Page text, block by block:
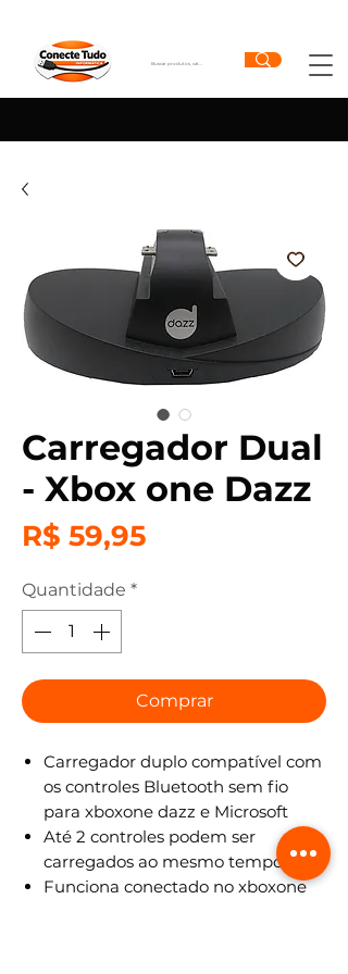
Carregador Dual
- Xbox one Dazz
R$ 59,95Preço
Quantidade *
Comprar
Carregador duplo compatível com
os controles Bluetooth sem fio
para xboxone dazz e Microsoft
Até 2 controles podem ser
carregados ao mesmo tempo
Funciona conectado no xboxone